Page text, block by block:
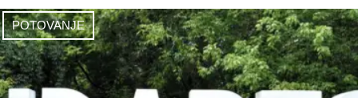
POTOVANJE